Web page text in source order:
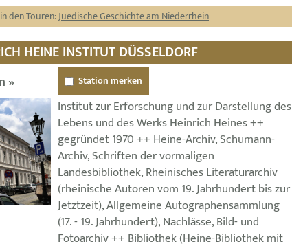
den Touren:Juedische Geschichte am Niederrhein
HEINE INSTITUT DÜSSELDORF
» Station merken
Institut zur Erforschung und zur Darstellung des
Lebens und des Werks Heinrich Heines ++
gegründet 1970 ++ Heine-Archiv, Schumann-
Archiv, Schriften der vormaligen
Landesbibliothek, Rheinisches Literaturarchiv
(rheinische Autoren vom 19. Jahrhundert bis zur
Jetztzeit), Allgemeine Autographensammlung
(17. - 19. Jahrhundert), Nachlässe, Bild- und
Fotoarchiv ++ Bibliothek (Heine-Bibliothek mit